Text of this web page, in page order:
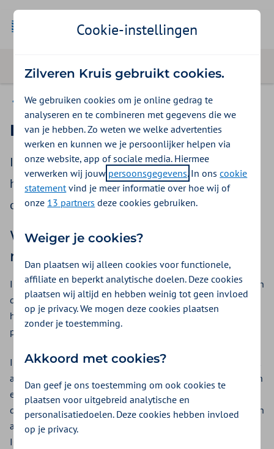
Archief van nieuwsoverzichten
Nieuwsoverzicht juni 2021
In dit nieuwsoverzicht voor huisartsen leest u
het laatste nieuws en achtergrondinformatie
over actuele onderwerpen.
We maken volop afspraken over
regionale ICT-gelden
In veel regio’s zijn we in gesprek over investeringen in ICT en
digitalisering. Hiervoor benutten we de gelden uit het
hoofdlijnenakkoord. In meerdere regio’s zijn de ingediende
plannen akkoord en starten de activiteiten.
In de plannen lezen we over verschillende activiteiten. Denk
aan het samenvoegen van de HIS’en, het implementeren van
een eHealthplatform of de inzet van een CMIO (een huisarts
die de rol van ‘Chief Medical Information Officer’ vervult). Een
aandachtpunt is telkens de tijdelijkheid van de beschikbare
ICT-gelden, het gaat namelijk om een tijdelijke financiële
Cookie-instellingen
Zilveren Kruis gebruikt cookies.
We gebruiken cookies om je online gedrag te
analyseren en te combineren met gegevens die we
van je hebben. Zo weten we welke advertenties
werken en kunnen we je persoonlijker helpen via
onze website, app of sociale media. Hiermee
verwerken wij jouw persoonsgegevens. In onscookie
statementvind je meer informatie over hoe wij of
onze 13 partners deze cookies gebruiken.
Weiger je cookies?
Dan plaatsen wij alleen cookies voor functionele,
affiliate en beperkt analytische doelen. Deze cookies
plaatsen wij altijd en hebben weinig tot geen invloed
op je privacy. We mogen deze cookies plaatsen
zonder je toestemming.
Akkoord met cookies?
Dan geef je ons toestemming om ook cookies te
plaatsen voor uitgebreid analytische en
personalisatiedoelen. Deze cookies hebben invloed
op je privacy.